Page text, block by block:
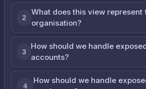
2
What does this view represent
organisation?
3
How should we handle
accounts?
4
How should we handle